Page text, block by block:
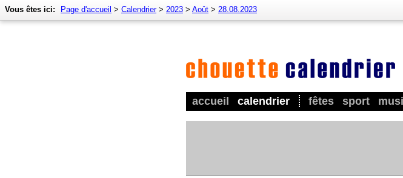
accueil calendrier fêtes sport
Vous êtes ici: Page d'accueil > Calendrier> 2023 > Août > 28.08.2023